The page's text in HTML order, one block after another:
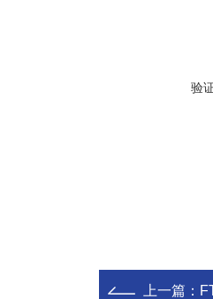
验
上一篇：